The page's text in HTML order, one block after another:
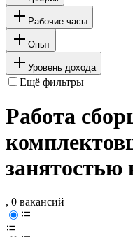
Рабочие часы
Опыт
Уровень дохода
Ещё фильтры
Работа
занятостью
, 0 вакансий